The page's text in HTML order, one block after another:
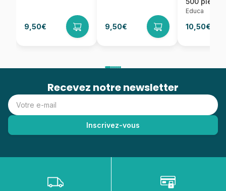
9,50€ 9,50€
Educa
10,50€
Recevez notre newsletter